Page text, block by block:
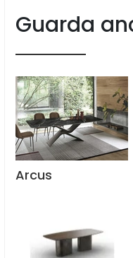
Guarda
Arcus